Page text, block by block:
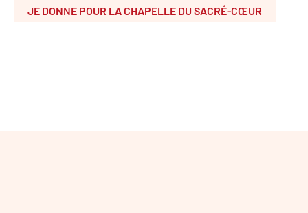
JE DONNE POUR LA CHAPELLE DU SACRÉ-CŒUR